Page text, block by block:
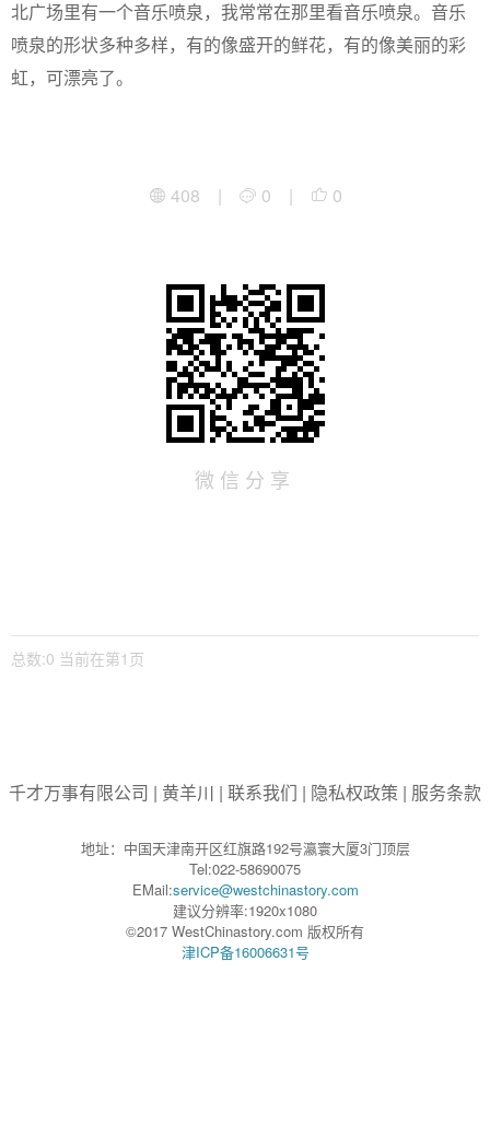
北广场里有一个音乐喷泉，我常常在那里看音乐喷泉。音乐
喷泉的形状多种多样，有的像盛开的鲜花，有的像美丽的彩
虹，可漂亮了。
408 | 0 | 0
微信分享
总数:0 当前在第1页
千才万事有限公司 | 黄羊川 | 联系我们 | 隐私权政策 | 服务条款
地址：中国天津南开区红旗路192号瀛寰大厦3门顶层
Tel:022-58690075
EMail:service@westchinastory.com
建议分辨率:1920x1080
©2017 WestChinastory.com 版权所有
津ICP备16006631号